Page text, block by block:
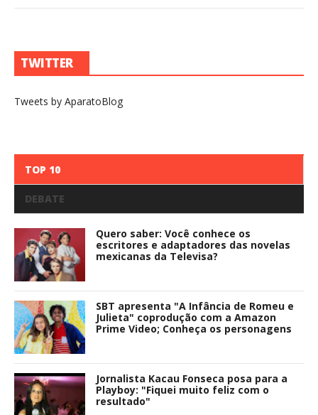
TWITTER
Tweets by AparatoBlog
TOP 10
DEBATE
Quero saber: Você conhece os
escritores e adaptadores das novelas
mexicanas da Televisa?
SBT apresenta "A Infância de Romeu e
Julieta" coprodução com a Amazon
Prime Video; Conheça os personagens
Jornalista Kacau Fonseca posa para a
Playboy: "Fiquei muito feliz com o
resultado"